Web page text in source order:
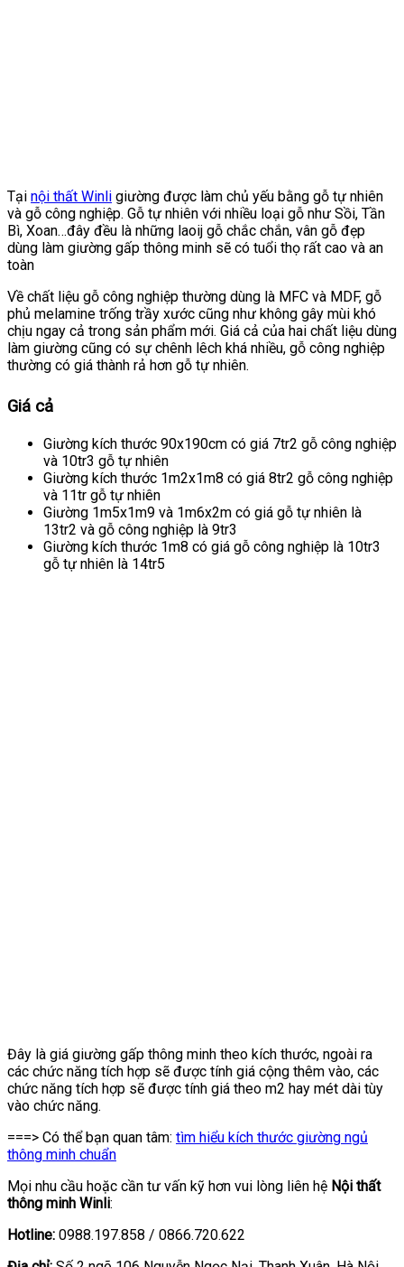
Tại nội thất Winli giường được làm chủ yếu bằng gỗ tự nhiên
và gỗ công nghiệp. Gỗ tự nhiên với nhiều loại gỗ như Sồi, Tần
Bì, Xoan…đây đều là những laoij gỗ chắc chắn, vân gỗ đẹp
dùng làm giường gấp thông minh sẽ có tuổi thọ rất cao và an
toàn
Về chất liệu gỗ công nghiệp thường dùng là MFC và MDF, gỗ
phủ melamine trống trầy xước cũng như không gây mùi khó
chịu ngay cả trong sản phẩm mới. Giá cả của hai chất liệu dùng
làm giường cũng có sự chênh lêch khá nhiều, gỗ công nghiệp
thường có giá thành rả hơn gỗ tự nhiên.
Giá cả
Giường kích thước 90x190cm có giá 7tr2 gỗ công nghiệp
và 10tr3 gỗ tự nhiên
Giường kích thước 1m2x1m8 có giá 8tr2 gỗ công nghiệp
và 11tr gỗ tự nhiên
Giường 1m5x1m9 và 1m6x2m có giá gỗ tự nhiên là
13tr2 và gỗ công nghiệp là 9tr3
Giường kích thước 1m8 có giá gỗ công nghiệp là 10tr3
gỗ tự nhiên là 14tr5
Đây là giá giường gấp thông minh theo kích thước, ngoài ra
các chức năng tích hợp sẽ được tính giá cộng thêm vào, các
chức năng tích hợp sẽ được tính giá theo m2 hay mét dài tùy
vào chức năng.
===> Có thể bạn quan tâm: tìm hiểu kích thước giường ngủ
thông minh chuẩn
Mọi nhu cầu hoặc cần tư vấn kỹ hơn vui lòng liên hệ Nội thất
thông minh Winli:
Hotline: 0988.197.858 / 0866.720.622